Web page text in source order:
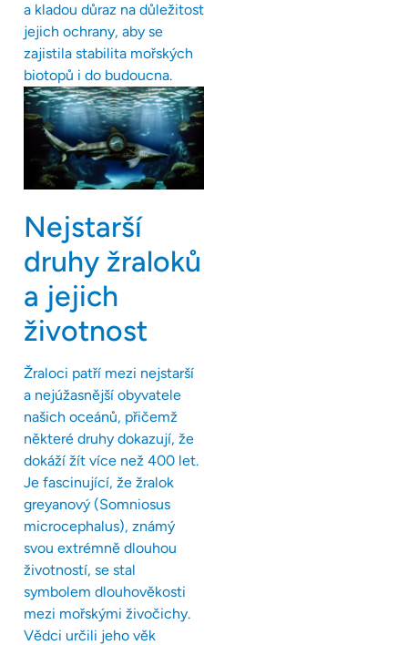
a kladou důraz na důležitost
jejich ochrany, aby se
zajistila stabilita mořských
biotopů i do budoucna.
Nejstarší
druhy žraloků
a jejich
životnost
Žraloci patří mezi nejstarší
a nejúžasnější obyvatele
našich oceánů, přičemž
některé druhy dokazují, že
dokáží žít více než 400 let.
Je fascinující, že žralok
greyanový (Somniosus
microcephalus), známý
svou extrémně dlouhou
životností, se stal
symbolem dlouhověkosti
mezi mořskými živočichy.
Vědci určili jeho věk